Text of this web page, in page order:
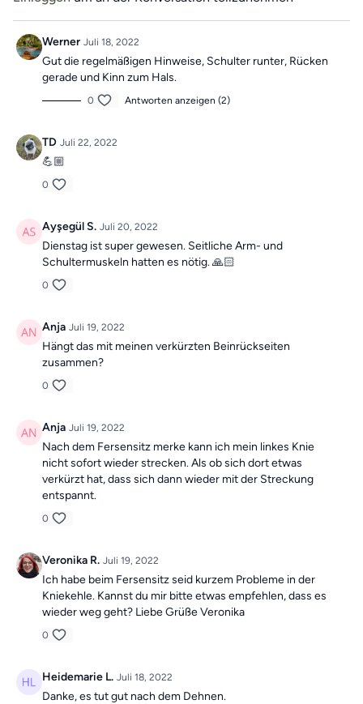
"Vergangene Trainings des Tages".
Werner Juli 18, 2022
Gut die regelmäßigen Hinweise, Schulter runter, Rücken
gerade und Kinn zum Hals.
0 Antworten anzeigen (2)
TD Juli 22, 2022
💪🏼
0
Ayşegül S. Juli 20, 2022
Dienstag ist super gewesen. Seitliche Arm- und
Schultermuskeln hatten es nötig. 🙏🏻
0
Anja Juli 19, 2022
Hängt das mit meinen verkürzten Beinrückseiten
zusammen?
0
Anja Juli 19, 2022
Nach dem Fersensitz merke kann ich mein linkes Knie
nicht sofort wieder strecken. Als ob sich dort etwas
verkürzt hat, dass sich dann wieder mit der Streckung
entspannt.
0
Veronika R. Juli 19, 2022
Ich habe beim Fersensitz seid kurzem Probleme in der
Kniekehle. Kannst du mir bitte etwas empfehlen, dass es
wieder weg geht? Liebe Grüße Veronika
0
Heidemarie L. Juli 18, 2022
Danke, es tut gut nach dem Dehnen.